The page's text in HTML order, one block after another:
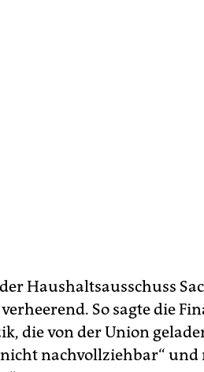
Haushaltsausschuss
So sagte die
die von der Union
nachvollziehbar“ und